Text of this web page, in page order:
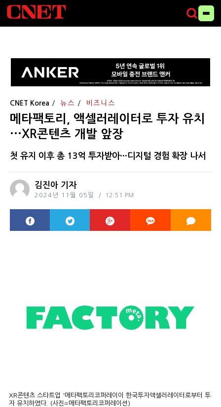
CNET Korea 뉴스 비즈니스
메타팩토리, 액셀러레이터로 투자 유치
···XR콘텐츠 개발 앞장
첫 유지 이후 총 13억 투자받아···디지털 경험 확장 나서
김진아 기자
2024년 11월 05일 12:51 PM
XR콘텐츠 스타트업 '메타팩토리코퍼레이이 한국투자액셀러레이터로부터 투
자 유치하였다. (사진=메타팩토리코퍼레이션)